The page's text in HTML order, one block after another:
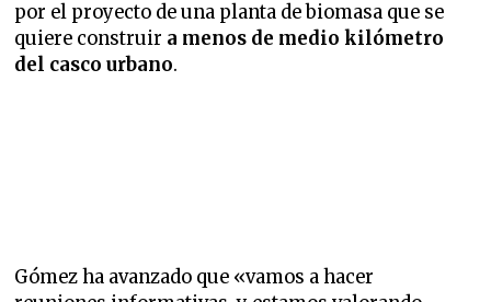
por el proyecto de una planta de biomasa que se
quiere construir a menos de medio kilómetro
del casco urbano.
Gómez ha avanzado que «vamos a hacer